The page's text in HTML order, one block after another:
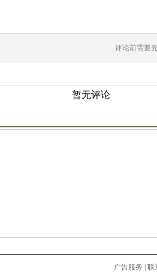
评论前需要
暂无评论
广告服务
联